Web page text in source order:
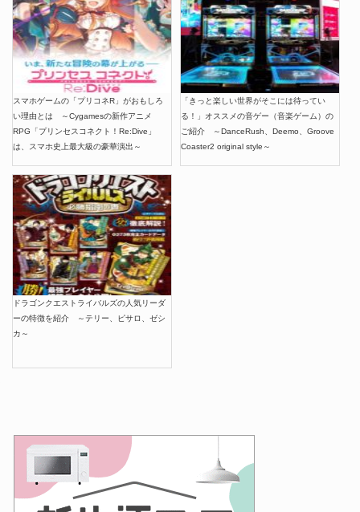
スマホゲームの「プリコネR」がおもしろ
い理由とは ～Cygamesの新作アニメ
RPG「プリンセスコネクト！Re:Dive」
は、スマホ史上最大級の豪華演出～
「きっと楽しい世界がそこには待ってい
る！」オススメの音ゲー（音楽ゲーム）の
ご紹介 ～DanceRush、Deemo、Groove
Coaster2 original style～
ドラゴンクエストライバルズの人気リーダ
ーの特徴を紹介 ～テリー、ピサロ、ゼシ
カ～